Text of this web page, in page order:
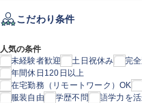
こだわり条件
人気の条件
未経験者歓迎
土日祝休み
完
年間休日120日以上
在宅勤務（リモートワーク）OK
服装自由
学歴不問 語学力を